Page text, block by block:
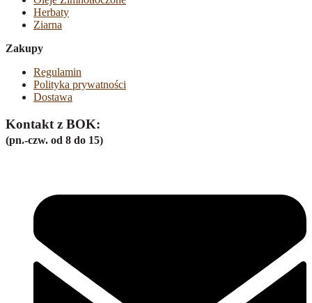
Herbaty
Ziarna
Zakupy
Regulamin
Polityka prywatności
Dostawa
Kontakt z BOK:
(pn.-czw. od 8 do 15)